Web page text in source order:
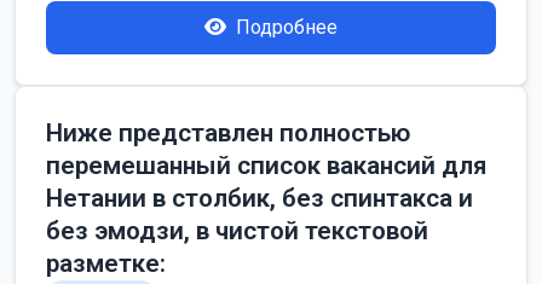
Подробнее
Ниже представлен полностью
перемешанный список вакансий для
Нетании в столбик, без спинтакса и
без эмодзи, в чистой текстовой
разметке: